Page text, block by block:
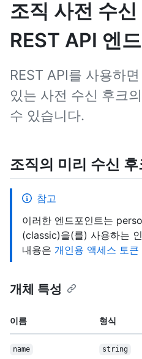
조직 사전 수
REST API 엔
REST API를 사용하
있는 사전 수신 후크
수 있습니다.
조직의 미리 수신
참고
이러한 엔드포인트는
(classic)을(를) 사용하는
내용은 개인용 액세스 토큰
개체 특성
이름 형식
name string